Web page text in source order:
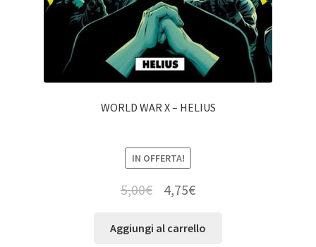
WORLD WAR X – HELIUS
IN OFFERTA!
5,00€ 4,75€
Aggiungi al carrello